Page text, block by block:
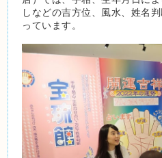
しなどの吉方位、風水、姓名
っています。